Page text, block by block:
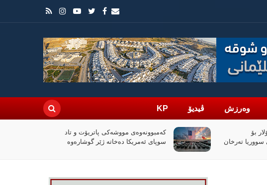
وەرزش ڤیدیۆ KP
دۆلار بۆ
سووریا تەرخان
کەمبوونەوەی مووشەکی پاتریۆت و تاد
سوپای ئەمریکا دەخاتە ژێر گوشارەوە